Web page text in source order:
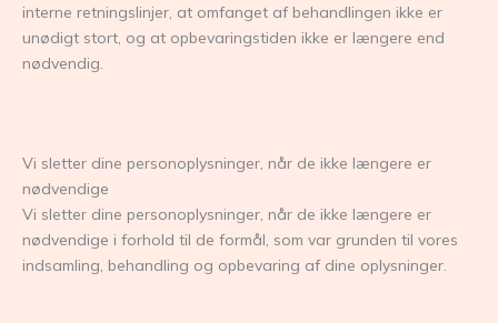
interne retningslinjer, at omfanget af behandlingen ikke er
unødigt stort, og at opbevaringstiden ikke er længere end
nødvendig.
Vi sletter dine personoplysninger, når de ikke længere er
nødvendige
Vi sletter dine personoplysninger, når de ikke længere er
nødvendige i forhold til de formål, som var grunden til vores
indsamling, behandling og opbevaring af dine oplysninger.